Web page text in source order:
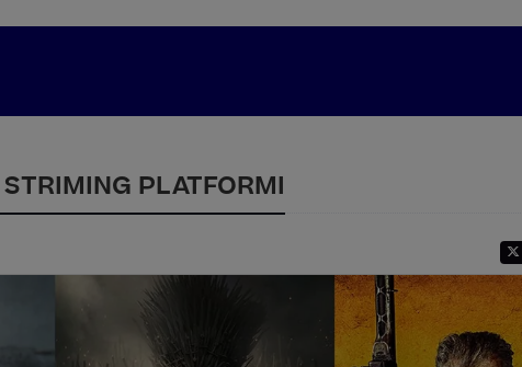
PLATFORMI